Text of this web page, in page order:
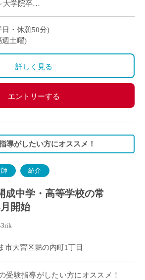
大学院卒
宅・講習・入試手当等
月(6月：0.69カ月、12月：3カ月)
カ月(6月：2.3カ月、12月：3.0カ月 )※
給
日・休憩50分)
週土曜)
詳しく見る
エントリーする
導がしたい方にオススメ！
紹介
成中学・高等学校の常
開始
市大宮区堀の内町1丁目
受験指導がしたい方にオススメ！